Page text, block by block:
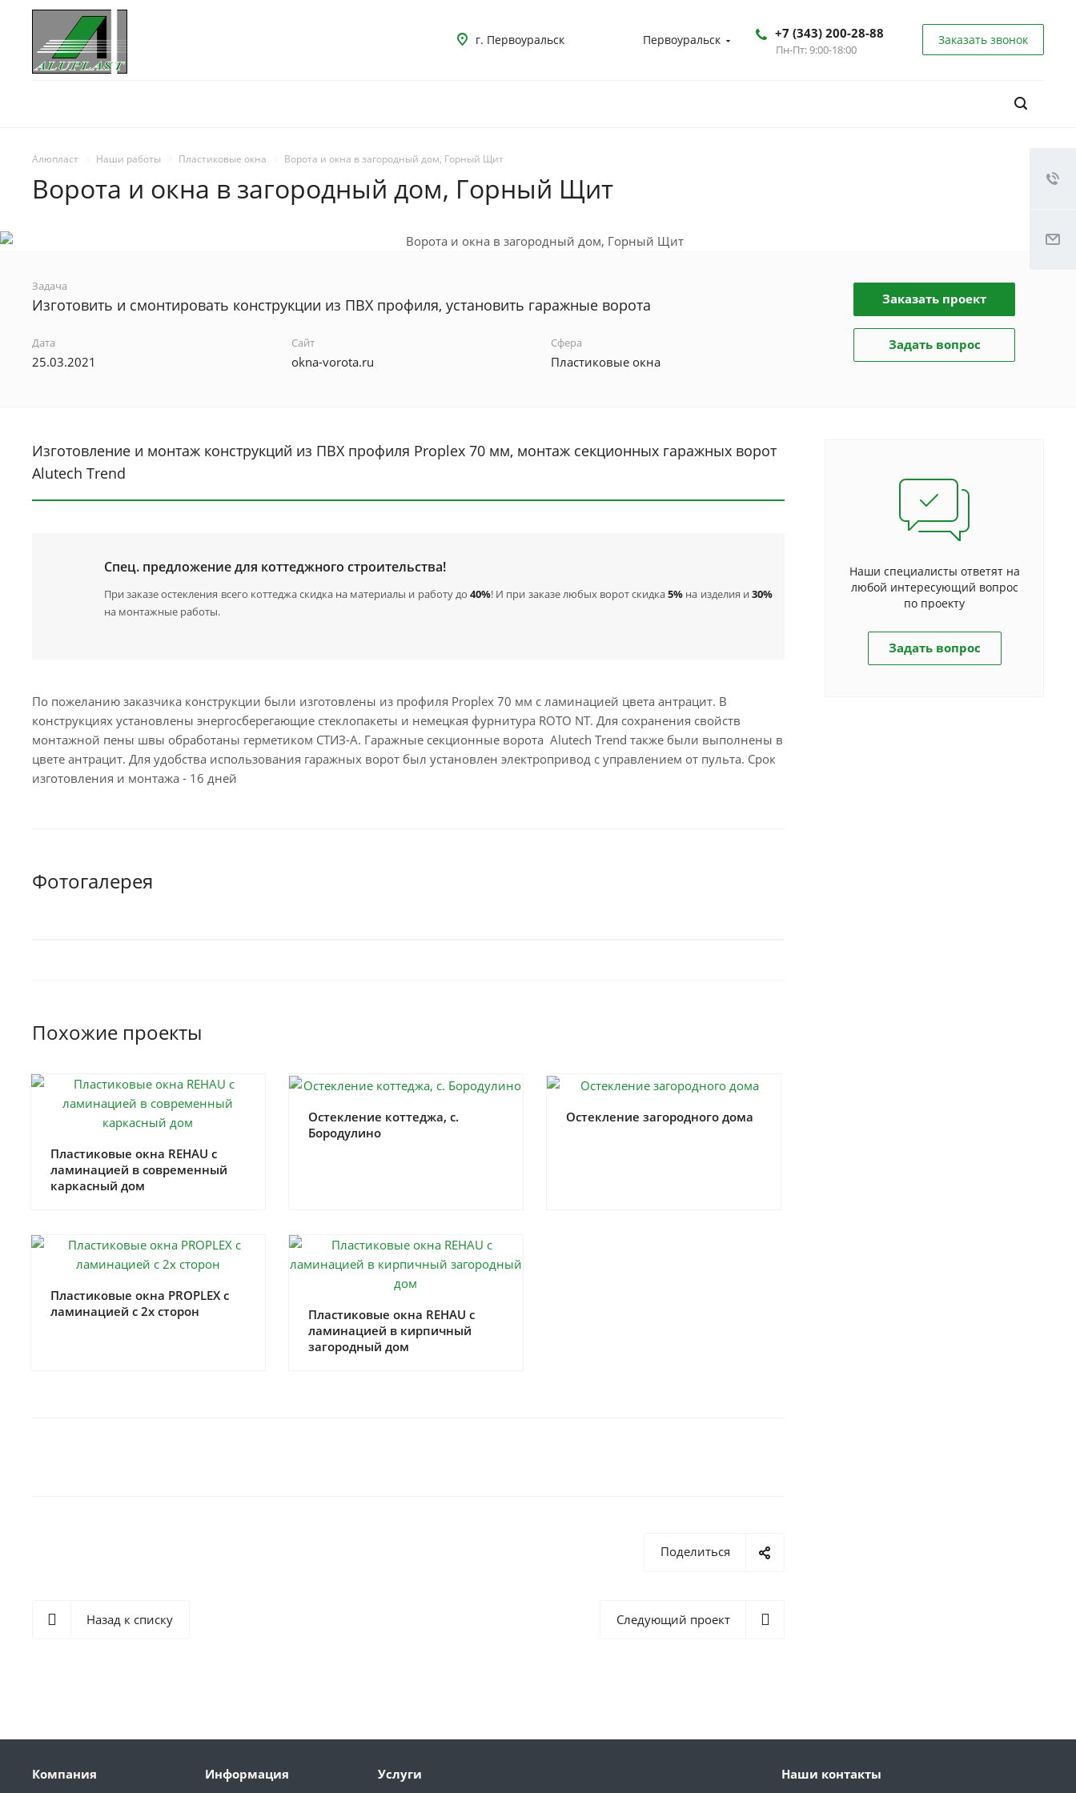
Первоуральск +7 (343) 200-28-88
Пн-Пт: 9:00-18:00
Заказать звонок
г. Первоуральск
Алюпласт Наши работы Пластиковые окна Ворота и окна в загородный дом, Горный Щит
Ворота и окна в загородный дом, Горный Щит
Задача
Изготовить и смонтировать конструкции из ПВХ профиля, установить гаражные ворота
Дата
25.03.2021
Сайт
okna-vorota.ru
Сфера
Пластиковые окна
Заказать проект
Задать вопрос
Изготовление и монтаж конструкций из ПВХ профиля Proplex 70 мм, монтаж секционных гаражных ворот
Alutech Trend
Спец. предложение для коттеджного строительства!
При заказе остекления всего коттеджа скидка на материалы и работу до 40%! И при заказе любых ворот скидка5% на изделия и30%
на монтажные работы.
По пожеланию заказчика конструкции были изготовлены из профиля Proplex 70 мм с ламинацией цвета антрацит. В
конструкциях установлены энергосберегающие стеклопакеты и немецкая фурнитура ROTO NT. Для сохранения свойств
монтажной пены швы обработаны герметиком СТИЗ-А. Гаражные секционные ворота Alutech Trend также были выполнены в
цвете антрацит. Для удобства использования гаражных ворот был установлен электропривод с управлением от пульта. Срок
изготовления и монтажа - 16 дней
Фотогалерея
Похожие проекты
Пластиковые окна REHAU с
ламинацией в современный
каркасный дом
Остекление коттеджа, с.
Бородулино
Остекление загородного дома
Пластиковые окна PROPLEX с
ламинацией с 2х сторон
Пластиковые окна REHAU с
ламинацией в кирпичный
загородный дом
Наши специалисты ответят на
любой интересующий вопрос
по проекту
Задать вопрос
Поделиться
Назад к списку Следующий проект
Компания Информация Услуги Наши контакты